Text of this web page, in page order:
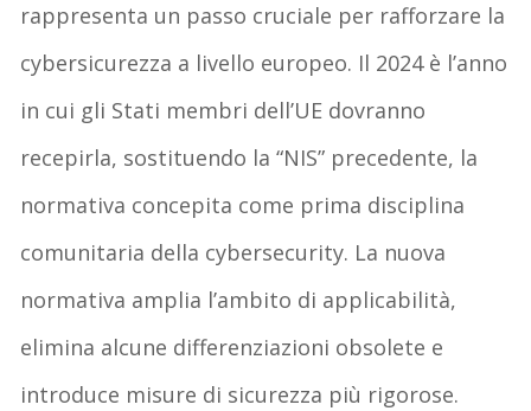
rappresenta un passo cruciale per rafforzare la
cybersicurezza a livello europeo. Il 2024 è l’anno
in cui gli Stati membri dell’UE dovranno
recepirla, sostituendo la “NIS” precedente, la
normativa concepita come prima disciplina
comunitaria della cybersecurity. La nuova
normativa amplia l’ambito di applicabilità,
elimina alcune differenziazioni obsolete e
introduce misure di sicurezza più rigorose.